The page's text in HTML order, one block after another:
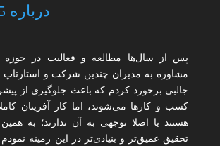
درباره 5درصدی‌ها
پس از سال‌ها مطالعه و فعالیت در
مشاوره به مدیران چندین شرکت و
جالبی برخورد کردم که باعث جلوگیری از
کسب و کارها می‌شوند، اما کار آفرینان
هستند یا اصلا توجهی به آن ندارند؛ به
تحقیق عمیق‌تر و بنیادی‌تر در این زمینه